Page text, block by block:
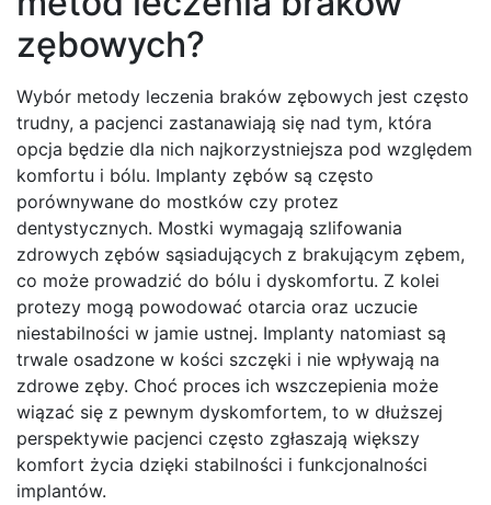
zębowych?
Wybór metody leczenia braków zębowych jest często
trudny, a pacjenci zastanawiają się nad tym, która
opcja będzie dla nich najkorzystniejsza pod względem
komfortu i bólu. Implanty zębów są często
porównywane do mostków czy protez
dentystycznych. Mostki wymagają szlifowania
zdrowych zębów sąsiadujących z brakującym zębem,
co może prowadzić do bólu i dyskomfortu. Z kolei
protezy mogą powodować otarcia oraz uczucie
niestabilności w jamie ustnej. Implanty natomiast są
trwale osadzone w kości szczęki i nie wpływają na
zdrowe zęby. Choć proces ich wszczepienia może
wiązać się z pewnym dyskomfortem, to w dłuższej
perspektywie pacjenci często zgłaszają większy
komfort życia dzięki stabilności i funkcjonalności
implantów.